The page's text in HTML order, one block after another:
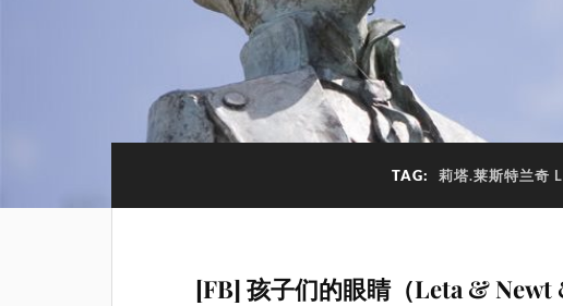
TAG: 莉塔.莱斯特兰奇
[FB] 孩子们的眼睛（Leta & Newt